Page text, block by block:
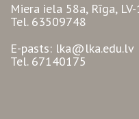
Miera iela 58a, Rīga,
Tel. 63509748
E-pasts: lka@lka.edu.lv
Tel. 67140175